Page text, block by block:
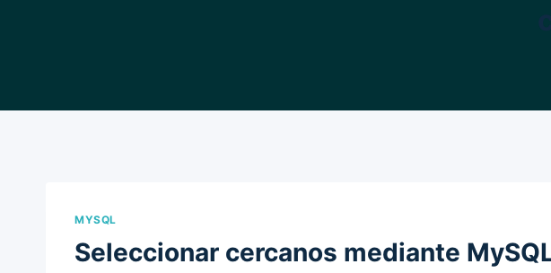
MYSQL
Seleccionar cercanos mediante